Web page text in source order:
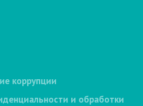
коррупции
и обработки